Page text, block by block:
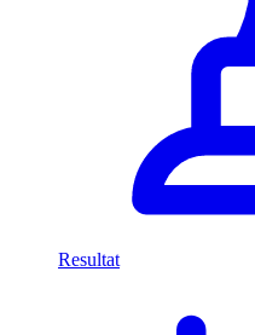
Resultat